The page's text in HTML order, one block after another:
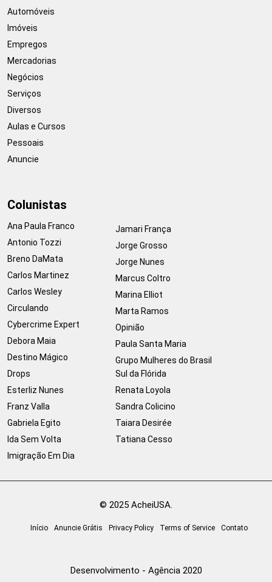
Automóveis
Imóveis
Empregos
Mercadorias
Negócios
Serviços
Diversos
Aulas e Cursos
Pessoais
Anuncie
Colunistas
Ana Paula Franco
Antonio Tozzi
Breno DaMata
Carlos Martinez
Carlos Wesley
Circulando
Cybercrime Expert
Debora Maia
Destino Mágico
Drops
Esterliz Nunes
Franz Valla
Gabriela Egito
Ida Sem Volta
Imigração Em Dia
Jamari França
Jorge Grosso
Jorge Nunes
Marcus Coltro
Marina Elliot
Marta Ramos
Opinião
Paula Santa Maria
Grupo Mulheres do Brasil
Sul da Flórida
Renata Loyola
Sandra Colicino
Taiara Desirée
Tatiana Cesso
© 2025 AcheiUSA.
Início Anuncie Grátis Privacy Policy Terms of Service Contato
Desenvolvimento - Agência 2020